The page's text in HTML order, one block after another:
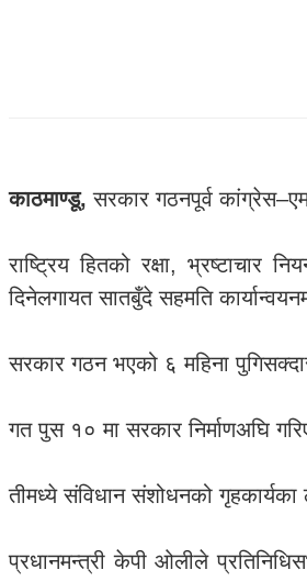
काठमाण्डू, सरकार गठनपूर्व
राष्ट्रिय हितको रक्षा, भ्रष्टाचार
दिनेलगायत सातबुँदे सहमति
सरकार गठन भएको ६ महिना
गत पुस १० मा सरकार निर्माणअघि
तीमध्ये संविधान संशोधनको
प्रधानमन्त्री केपी ओलीले